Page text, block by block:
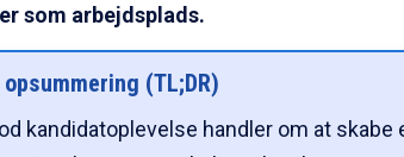
som arbejdsplads.
(TL;DR)
kandidatoplevelse handler om at